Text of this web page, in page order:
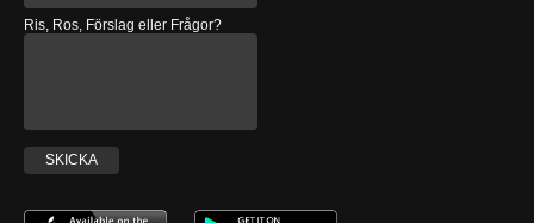
Ris, Ros, Förslag eller Frågor?
SKICKA